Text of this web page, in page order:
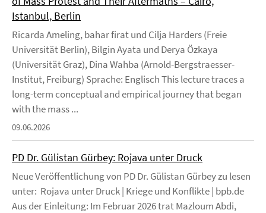
Istanbul, Berlin
Ricarda Ameling, bahar firat und Cilja Harders (Freie
Universität Berlin), Bilgin Ayata und Derya Özkaya
(Universität Graz), Dina Wahba (Arnold-Bergstraesser-
Institut, Freiburg) Sprache: Englisch This lecture traces a
long-term conceptual and empirical journey that began
with the mass ...
09.06.2026
PD Dr. Gülistan Gürbey: Rojava unter Druck
Neue Veröffentlichung von PD Dr. Gülistan Gürbey zu lesen
unter: Rojava unter Druck | Kriege und Konflikte | bpb.de
Aus der Einleitung: Im Februar 2026 trat Mazloum Abdi,